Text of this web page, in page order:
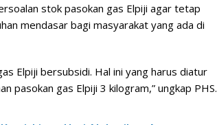
stok pasokan gas Elpiji agar tetap
mendasar bagi masyarakat yang ada di
Elpiji bersubsidi. Hal ini yang harus diatur
pasokan gas Elpiji 3 kilogram,” ungkap PHS.